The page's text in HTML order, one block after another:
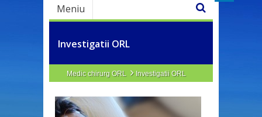
Meniu
Investigatii ORL
Medic chirurg ORL Investigatii ORL